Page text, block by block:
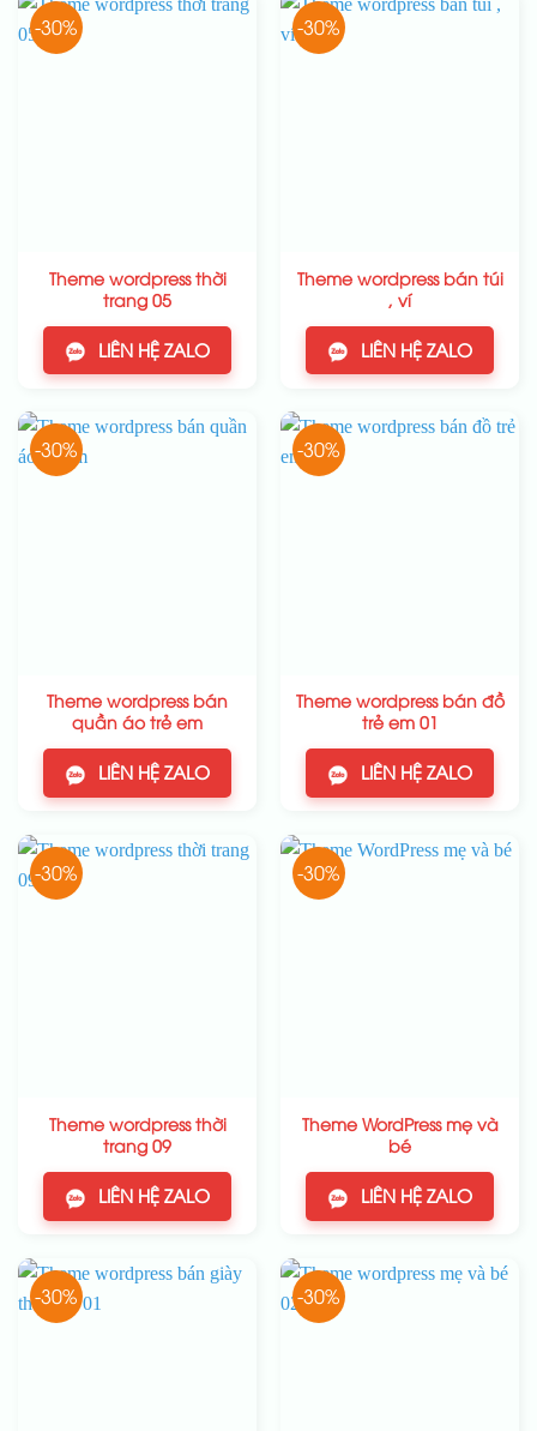
-30%
Theme wordpress thời
trang 05
LIÊN HỆ ZALO
-30%
Theme wordpress bán túi
, ví
LIÊN HỆ ZALO
-30%
Theme wordpress bán
quần áo trẻ em
LIÊN HỆ ZALO
-30%
Theme wordpress bán đồ
trẻ em 01
LIÊN HỆ ZALO
-30%
Theme wordpress thời
trang 09
LIÊN HỆ ZALO
-30%
Theme WordPress mẹ và
bé
LIÊN HỆ ZALO
-30% -30%